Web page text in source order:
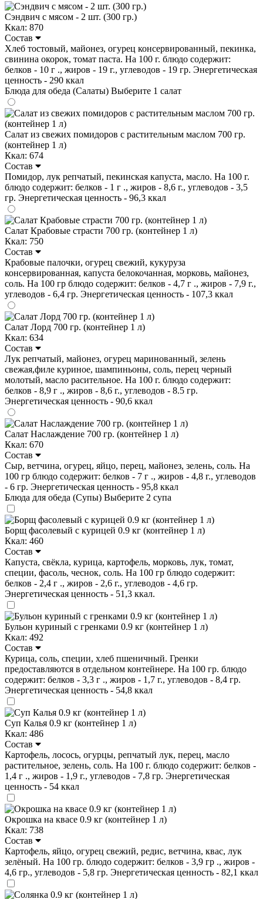
Сэндвич с мясом - 2 шт. (300 гр.)
Ккал: 870
Состав
Хлеб тостовый, майонез, огурец консервированный, пекинка,
свинина окорок, томат паста. На 100 г. блюдо содержит:
белков - 10 г ., жиров - 19 г., углеводов - 19 гр. Энергетическая
ценность - 290 ккал
Блюда для обеда (Салаты) Выберите 1 салат
Салат из свежих помидоров с растительным маслом 700 гр.
(контейнер 1 л)
Ккал: 674
Состав
Помидор, лук репчатый, пекинская капуста, масло. На 100 г.
блюдо содержит: белков - 1 г ., жиров - 8,6 г., углеводов - 3,5
гр. Энергетическая ценность - 96,3 ккал
Салат Крабовые страсти 700 гр. (контейнер 1 л)
Ккал: 750
Состав
Крабовые палочки, огурец свежий, кукуруза
консервированная, капуста белокочанная, морковь, майонез,
соль. На 100 гр блюдо содержит: белков - 4,7 г ., жиров - 7,9 г.,
углеводов - 6,4 гр. Энергетическая ценность - 107,3 ккал
Салат Лорд 700 гр. (контейнер 1 л)
Ккал: 634
Состав
Лук репчатый, майонез, огурец маринованный, зелень
свежая,филе куриное, шампиньоны, соль, перец черный
молотый, масло расительное. На 100 г. блюдо содержит:
белков - 8,9 г ., жиров - 8,6 г., углеводов - 8.5 гр.
Энергетическая ценность - 90,6 ккал
Салат Наслаждение 700 гр. (контейнер 1 л)
Ккал: 670
Состав
Сыр, ветчина, огурец, яйцо, перец, майонез, зелень, соль. На
100 гр блюдо содержит: белков - 7 г ., жиров - 4,8 г., углеводов
- 6 гр. Энергетическая ценность - 95,8 ккал
Блюда для обеда (Супы) Выберите 2 супа
Борщ фасолевый с курицей 0.9 кг (контейнер 1 л)
Ккал: 460
Состав
Капуста, свёкла, курица, картофель, морковь, лук, томат,
специи, фасоль, чеснок, соль. На 100 гр блюдо содержит:
белков - 2,4 г ., жиров - 2,6 г., углеводов - 4,6 гр.
Энергетическая ценность - 51,3 ккал.
Бульон куриный с гренками 0.9 кг (контейнер 1 л)
Ккал: 492
Состав
Курица, соль, специи, хлеб пшеничный. Гренки
предоставляются в отдельном контейнере. На 100 гр. блюдо
содержит: белков - 3,3 г ., жиров - 1,7 г., углеводов - 8,4 гр.
Энергетическая ценность - 54,8 ккал
Суп Калья 0.9 кг (контейнер 1 л)
Ккал: 486
Состав
Картофель, лосось, огурцы, репчатый лук, перец, масло
растительное, зелень, соль. На 100 г. блюдо содержит: белков -
1,4 г ., жиров - 1,9 г., углеводов - 7,8 гр. Энергетическая
ценность - 54 ккал
Окрошка на квасе 0.9 кг (контейнер 1 л)
Ккал: 738
Состав
Картофель, яйцо, огурец свежий, редис, ветчина, квас, лук
зелёный. На 100 гр. блюдо содержит: белков - 3,9 гр ., жиров -
4,6 гр., углеводов - 5,8 гр. Энергетическая ценность - 82,1 ккал